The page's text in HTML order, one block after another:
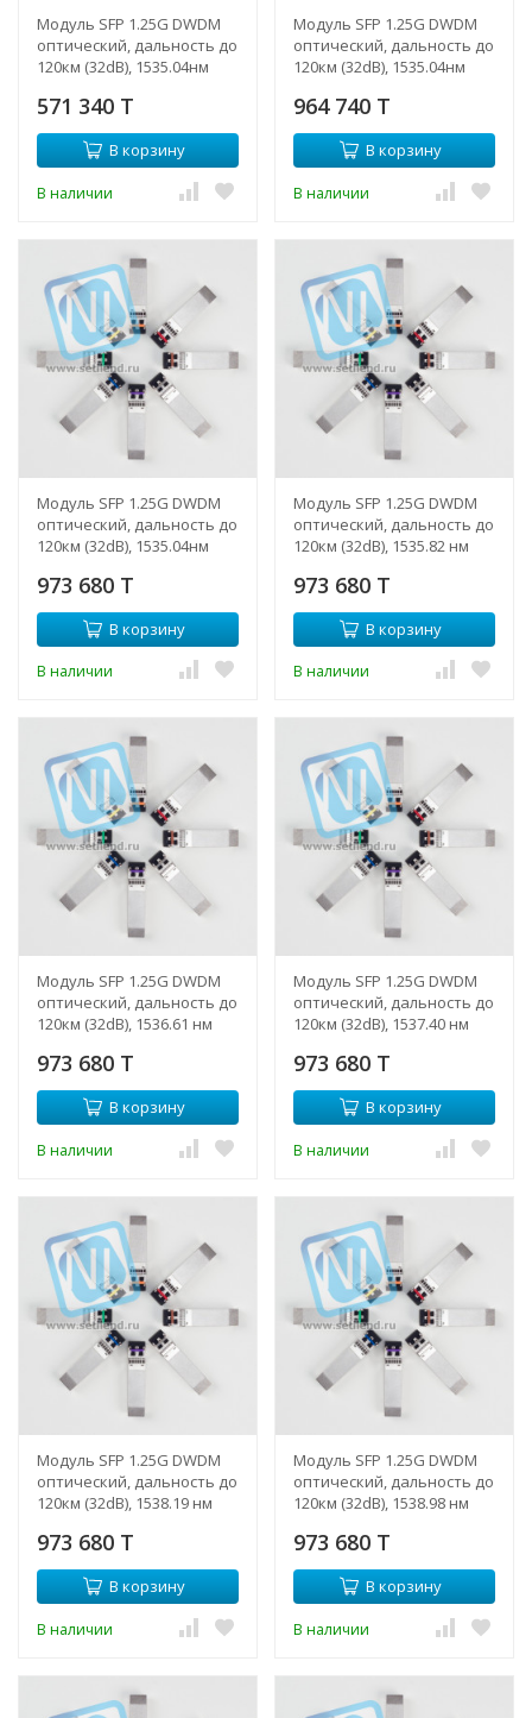
Модуль SFP 1.25G DWDM
оптический, дальность до
120км (32dB), 1535.04нм
571 340 T
В корзину
В наличии
Модуль SFP 1.25G DWDM
оптический, дальность до
120км (32dB), 1535.04нм
964 740 T
В корзину
В наличии
Модуль SFP 1.25G DWDM
оптический, дальность до
120км (32dB), 1535.04нм
973 680 T
В корзину
В наличии
Модуль SFP 1.25G DWDM
оптический, дальность до
120км (32dB), 1535.82 нм
973 680 T
В корзину
В наличии
Модуль SFP 1.25G DWDM
оптический, дальность до
120км (32dB), 1536.61 нм
973 680 T
В корзину
В наличии
Модуль SFP 1.25G DWDM
оптический, дальность до
120км (32dB), 1537.40 нм
973 680 T
В корзину
В наличии
Модуль SFP 1.25G DWDM
оптический, дальность до
120км (32dB), 1538.19 нм
973 680 T
В корзину
В наличии
Модуль SFP 1.25G DWDM
оптический, дальность до
120км (32dB), 1538.98 нм
973 680 T
В корзину
В наличии